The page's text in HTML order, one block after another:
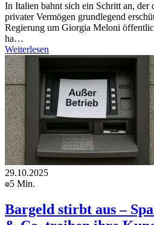
In Italien bahnt sich ein Schritt an, der
privater Vermögen grundlegend
Regierung um Giorgia Meloni
ha…
Weiterlesen
29.10.2025
5 Min.
Bargeld stirbt aus –